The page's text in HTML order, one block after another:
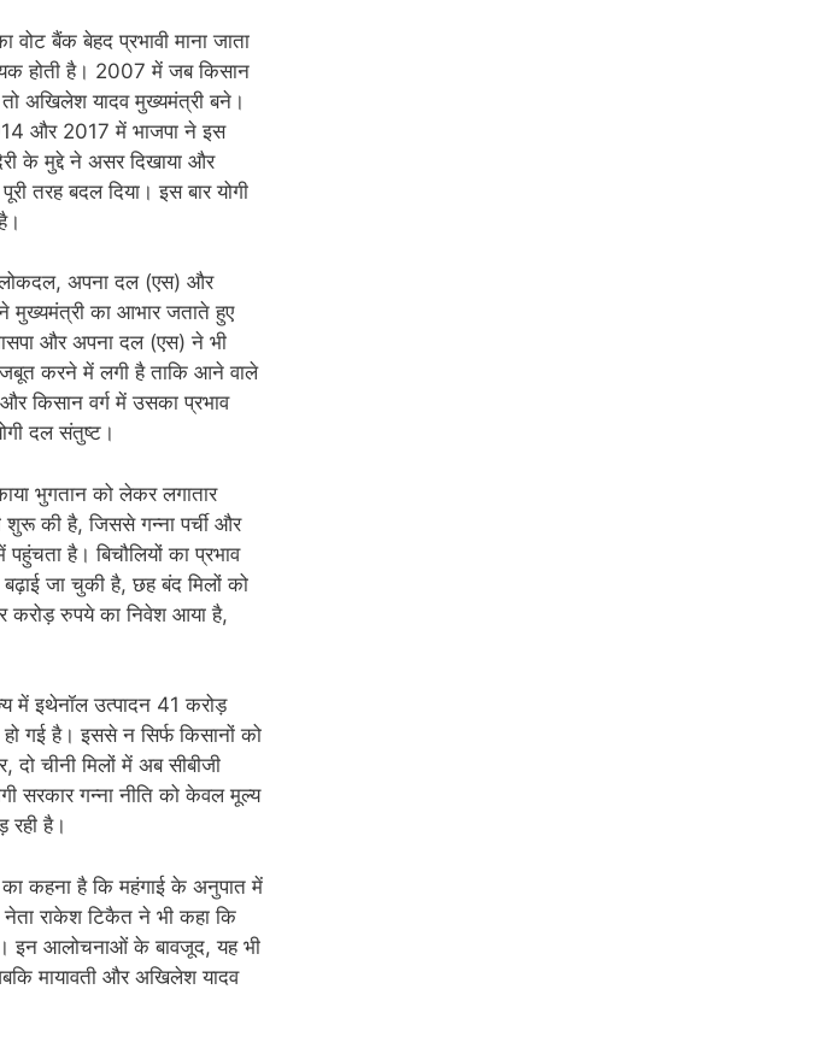
बैंक बेहद प्रभावी माना जाता
होती है। 2007 में जब किसान
अखिलेश यादव मुख्यमंत्री बने।
और 2017 में भाजपा ने इस
के मुद्दे ने असर दिखाया और
तरह बदल दिया। इस बार योगी
लोकदल, अपना दल (एस) और
मुख्यमंत्री का आभार जताते हुए
और अपना दल (एस) ने भी
करने में लगी है ताकि आने वाले
किसान वर्ग में उसका प्रभाव
दल संतुष्ट।
भुगतान को लेकर लगातार
शुरू की है, जिससे गन्ना पर्ची और
है। बिचौलियों का प्रभाव
जा चुकी है, छह बंद मिलों को
करोड़ रुपये का निवेश आया है,
में इथेनॉल उत्पादन 41 करोड़
गई है। इससे न सिर्फ किसानों को
चीनी मिलों में अब सीबीजी
सरकार गन्ना नीति को केवल मूल्य
रही है।
का कहना है कि महंगाई के अनुपात में
नेता राकेश टिकैत ने भी कहा कि
इन आलोचनाओं के बावजूद, यह भी
मायावती और अखिलेश यादव